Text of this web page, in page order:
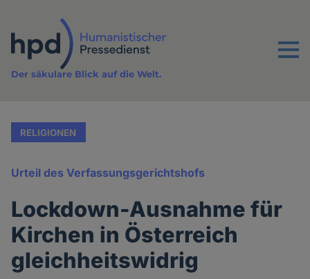
Inhalt
Menu
Der säkulare Blick auf die Welt.
RELIGIONEN
Urteil des Verfassungsgerichtshofs
Lockdown-Ausnahme für
Kirchen in Österreich
gleichheitswidrig